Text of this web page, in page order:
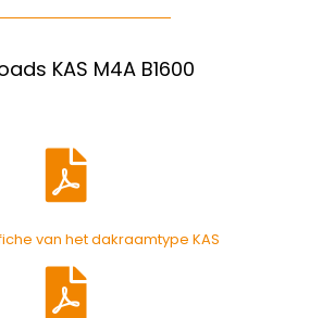
KAS M4A B1600
van het dakraamtype KAS